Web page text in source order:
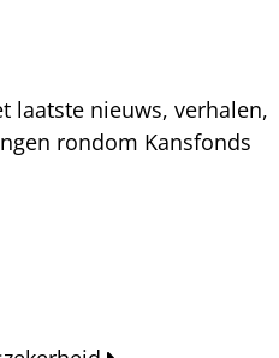
laatste nieuws, verhalen,
rondom Kansfonds